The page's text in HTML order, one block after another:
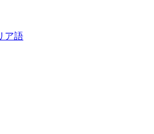
ア語